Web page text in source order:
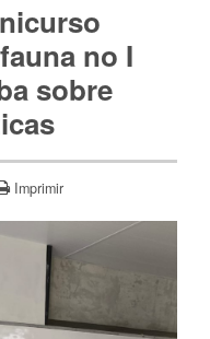
no I
sobre
Imprimir